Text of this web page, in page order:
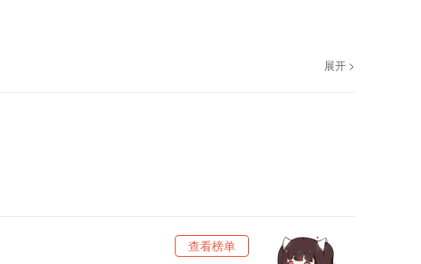
展开 >
查看榜单